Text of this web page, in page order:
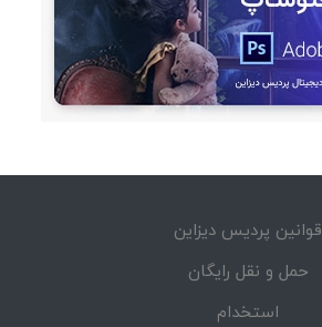
قوانین پردیس دیزاین
حمل و نقل رایگان
استخدام